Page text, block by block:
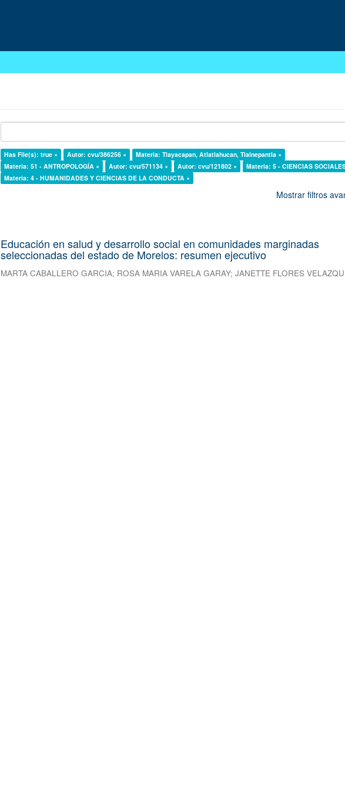
Has File(s): true × Autor: cvu/386256 ×
Materia: Tlayacapan, Atlatlahucan, Tlalnepantla ×
Materia: 51 - ANTROPOLOGÍA ×
Autor: cvu/571134 × Autor: cvu/121802 ×
Materia: 5 - CIENCIAS
Materia: 4 - HUMANIDADES Y CIENCIAS DE LA CONDUCTA ×
Mostrar filtros
Educación en salud y desarrollo social en comunidades marginadas
seleccionadas del estado de Morelos: resumen ejecutivo
MARTA CABALLERO GARCIA; ROSA MARIA VARELA GARAY;JANETTE FLORES